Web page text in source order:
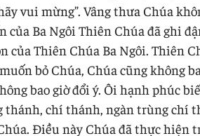
vui mừng”. Vâng thưa Chúa
của Ba Ngôi Thiên Chúa đã ghi
của Thiên Chúa Ba Ngôi. Thiên
bỏ Chúa, Chúa cũng không
bao giờ đổi ý. Ôi hạnh phúc
thánh, chí thánh, ngàn trùng chí
Điều này Chúa đã thực hiện